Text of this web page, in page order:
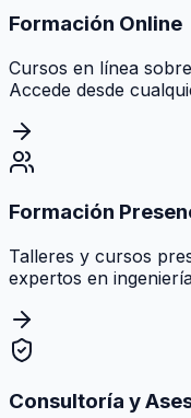
Formación Online
Cursos en línea
Accede desde
Formación
Talleres y cursos
expertos en
Consultoría y